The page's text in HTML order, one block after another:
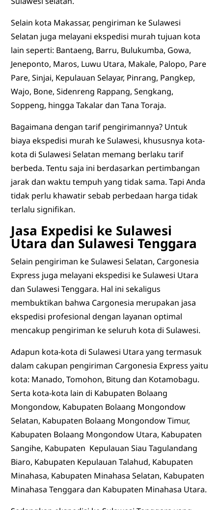
Selain kota Makassar, pengiriman ke Sulawesi
Selatan juga melayani ekspedisi murah tujuan kota
lain seperti: Bantaeng, Barru, Bulukumba, Gowa,
Jeneponto, Maros, Luwu Utara, Makale, Palopo, Pare
Pare, Sinjai, Kepulauan Selayar, Pinrang, Pangkep,
Wajo, Bone, Sidenreng Rappang, Sengkang,
Soppeng, hingga Takalar dan Tana Toraja.
Bagaimana dengan tarif pengirimannya? Untuk
biaya ekspedisi murah ke Sulawesi, khususnya kota-
kota di Sulawesi Selatan memang berlaku tarif
berbeda. Tentu saja ini berdasarkan pertimbangan
jarak dan waktu tempuh yang tidak sama. Tapi Anda
tidak perlu khawatir sebab perbedaan harga tidak
terlalu signifikan.
Jasa Expedisi ke Sulawesi
Utara dan Sulawesi Tenggara
Selain pengiriman ke Sulawesi Selatan, Cargonesia
Express juga melayani ekspedisi ke Sulawesi Utara
dan Sulawesi Tenggara. Hal ini sekaligus
membuktikan bahwa Cargonesia merupakan jasa
ekspedisi profesional dengan layanan optimal
mencakup pengiriman ke seluruh kota di Sulawesi.
Adapun kota-kota di Sulawesi Utara yang termasuk
dalam cakupan pengiriman Cargonesia Express yaitu
kota: Manado, Tomohon, Bitung dan Kotamobagu.
Serta kota-kota lain di Kabupaten Bolaang
Mongondow, Kabupaten Bolaang Mongondow
Selatan, Kabupaten Bolaang Mongondow Timur,
Kabupaten Bolaang Mongondow Utara, Kabupaten
Sangihe, Kabupaten Kepulauan Siau Tagulandang
Biaro, Kabupaten Kepulauan Talahud, Kabupaten
Minahasa, Kabupaten Minahasa Selatan, Kabupaten
Minahasa Tenggara dan Kabupaten Minahasa Utara.